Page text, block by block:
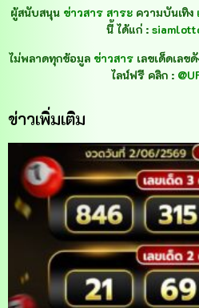
ผู้สนับสนุน ข่าวสาร สาระ ความบันเทิง
นี้ ได้แก่ :
ไม่พลาดทุกข้อมูล ข่าวสารเลขเด็ดเลขดั
ไลน์ฟรี คลิก :
ข่าวเพิ่มเติม